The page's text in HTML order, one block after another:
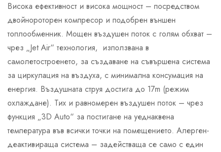
Висока ефективност и висока мощност – посредством
двойнороторен компресор и подобрен външен
топлообменник. Мощен въздушен поток с голям обхват –
чрез „Jet Air“ технология, използвана в
самолетостроенето, за създаване на съвършена система
за циркулация на въздуха, с минимална консумация на
енергия. Въздушната струя достига до 17m (режим
охлаждане). Тих и равномерен въздушен поток – чрез
функция „3D Auto“ за постигане на уеднаквена
температура във всички точки на помещението. Алерген-
деактивираща система – задействаща се само с един